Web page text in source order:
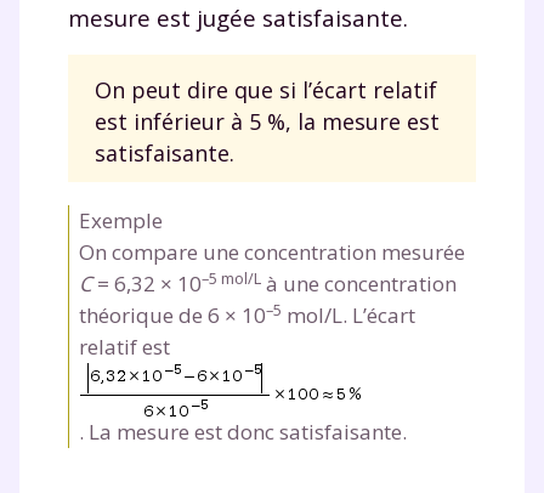
mesure est jugée satisfaisante.
On peut dire que si l’écart relatif
est inférieur à 5 %, la mesure est
satisfaisante.
Exemple
On compare une concentration mesurée
C= 6,32 × 10–5 mol/L à une concentration
théorique de 6 × 10–5 mol/L. L’écart
relatif est
. La mesure est donc satisfaisante.
TESTER GRATUITEMENT
* Votre code d'accès sera envoyé à cette adresse e-mail. En
données à caractère personnel soient traitées par SEJER, sous
la marque myMaxicours, afin que SEJER puisse vous donner
accès au service de soutien scolaire pendant 24h. Pour en
savoir plus sur la gestion de vos données personnelles et
pour exercer vos droits, vous pouvez consulternotre
J’accepte de recevoir les actualités et des
communications de la part de
myMaxicours.